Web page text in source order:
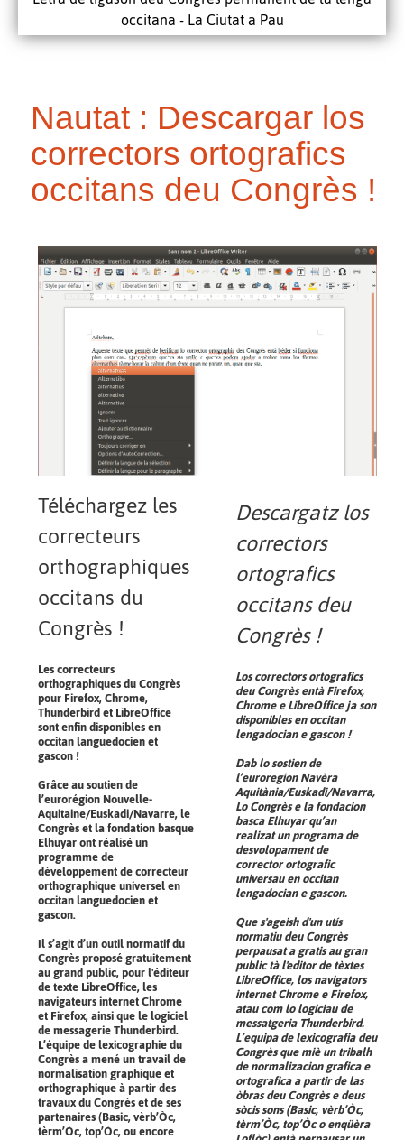
occitana - La Ciutat a Pau
Nautat : Descargar los
correctors ortografics
occitans deu Congrès !
Téléchargez les
correcteurs
orthographiques
occitans du
Congrès !
Les correcteurs
orthographiques du Congrès
pour Firefox, Chrome,
Thunderbird et LibreOffice
sont enfin disponibles en
occitan languedocien et
gascon !
Grâce au soutien de
l’eurorégion Nouvelle-
Aquitaine/Euskadi/Navarre, le
Congrès et la fondation basque
Elhuyar ont réalisé un
programme de
développement de correcteur
orthographique universel en
occitan languedocien et
gascon.
Il s’agit d’un outil normatif du
Congrès proposé gratuitement
au grand public, pour l'éditeur
de texte LibreOffice, les
navigateurs internet Chrome
et Firefox, ainsi que le logiciel
de messagerie Thunderbird.
L’équipe de lexicographie du
Congrès a mené un travail de
normalisation graphique et
orthographique à partir des
travaux du Congrès et de ses
partenaires (Basic, vèrb’Òc,
tèrm’Òc, top’Òc, ou encore
Descargatz los
correctors
ortografics
occitans deu
Congrès !
Los correctors ortografics
deu Congrès entà Firefox,
Chrome e LibreOffice ja son
disponibles en occitan
lengadocian e gascon !
Dab lo sostien de
l’euroregion Navèra
Aquitània/Euskadi/Navarra,
Lo Congrès e la fondacion
basca Elhuyar qu’an
realizat un programa de
desvolopament de
corrector ortografic
universau en occitan
lengadocian e gascon.
Que s'ageish d'un utís
normatiu deu Congrès
perpausat a gratis au gran
public tà l'editor de tèxtes
LibreOffice, los navigators
internet Chrome e Firefox,
atau com lo logiciau de
messatgeria Thunderbird.
L’equipa de lexicografia deu
Congrès que miè un tribalh
de normalizacion grafica e
ortografica a partir de las
òbras deu Congrès e deus
sòcis sons (Basic, vèrb’Òc,
tèrm’Òc, top’Òc o enqüèra